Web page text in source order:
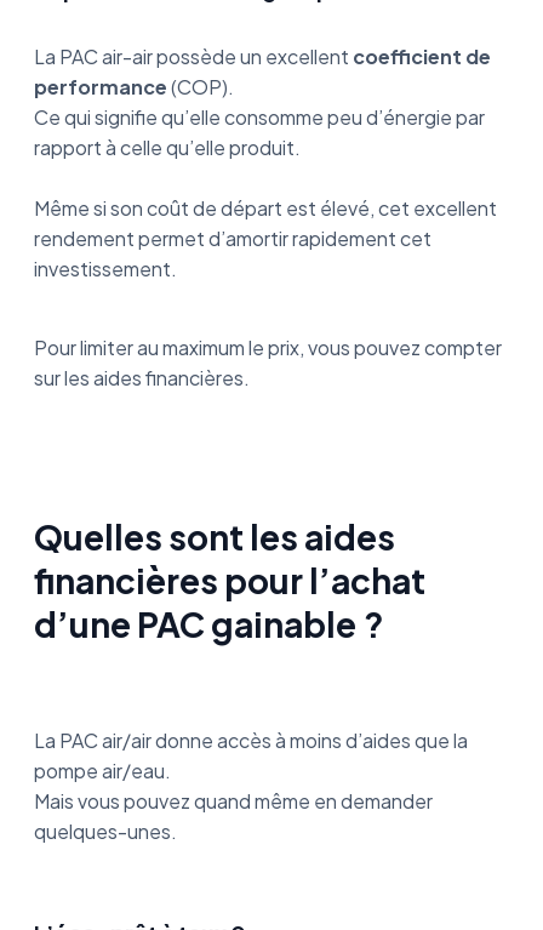
La PAC air-air possède un excellent coefficient de
performance(COP).
Ce qui signifie qu’elle consomme peu d’énergie par
rapport à celle qu’elle produit.
Même si son coût de départ est élevé, cet excellent
rendement permet d’amortir rapidement cet
investissement.
Pour limiter au maximum le prix, vous pouvez compter
sur les aides financières.
Quelles sont les aides
financières pour l’achat
d’une PAC gainable ?
La PAC air/air donne accès à moins d’aides que la
pompe air/eau.
Mais vous pouvez quand même en demander
quelques-unes.